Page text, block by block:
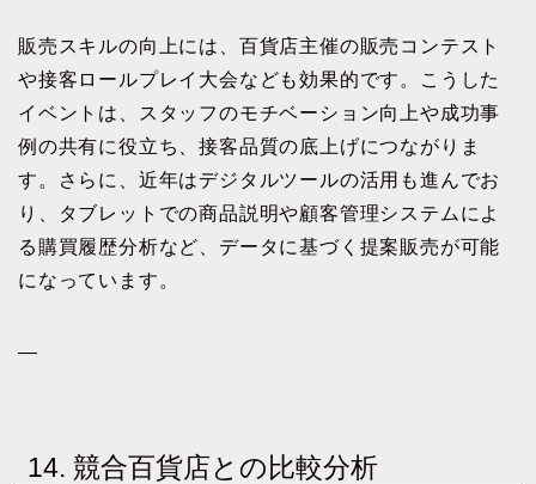
販売スキルの向上には、百貨店主催の販売コンテスト
や接客ロールプレイ大会なども効果的です。こうした
イベントは、スタッフのモチベーション向上や成功事
例の共有に役立ち、接客品質の底上げにつながりま
す。さらに、近年はデジタルツールの活用も進んでお
り、タブレットでの商品説明や顧客管理システムによ
る購買履歴分析など、データに基づく提案販売が可能
になっています。
—
14. 競合百貨店との比較分析